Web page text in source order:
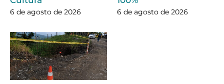
6 de agosto de 2026 6 de agosto de 2026